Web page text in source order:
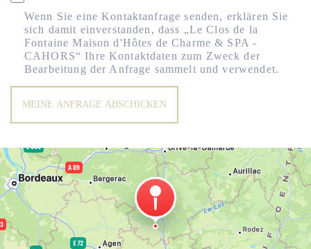
Wenn Sie eine Kontaktanfrage senden, erklären Sie
sich damit einverstanden, dass „Le Clos de la
Fontaine Maison d'Hôtes de Charme & SPA -
CAHORS“ Ihre Kontaktdaten zum Zweck der
Bearbeitung der Anfrage sammelt und verwendet.